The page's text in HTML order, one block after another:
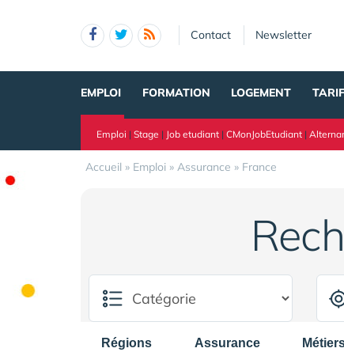
Contact Newsletter
EMPLOI FORMATION LOGEMENT
Emploi | Stage | Job etudiant | CMonJobEtudiant |
Accueil » Emploi » Assurance » France
Régions Assurance